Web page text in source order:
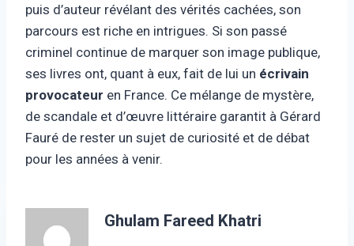
puis d’auteur révélant des vérités cachées, son
parcours est riche en intrigues. Si son passé
criminel continue de marquer son image publique,
ses livres ont, quant à eux, fait de lui un écrivain
provocateur en France. Ce mélange de mystère,
de scandale et d’œuvre littéraire garantit à Gérard
Fauré de rester un sujet de curiosité et de débat
pour les années à venir.
Ghulam Fareed Khatri